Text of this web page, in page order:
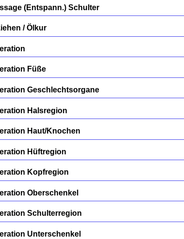
(Entspann.) Schulter
/ Ölkur
Füße
Geschlechtsorgane
Halsregion
Haut/Knochen
Hüftregion
Kopfregion
Oberschenkel
Schulterregion
Unterschenkel